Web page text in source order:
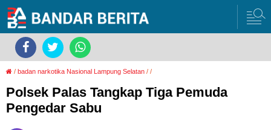
/ badan narkotika Nasional Lampung Selatan / /
Polsek Palas Tangkap Tiga Pemuda
Pengedar Sabu